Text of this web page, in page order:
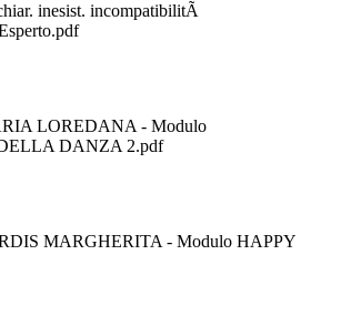
inesist. incompatibilitÃ
LOREDANA - Modulo
DANZA 2.pdf
MARGHERITA - Modulo HAPPY